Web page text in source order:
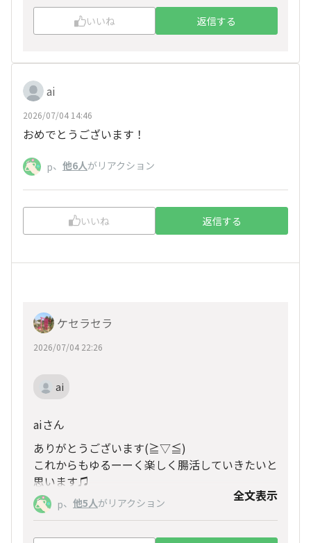
いいね 返信する
ai
2026/07/04 14:46
おめでとうございます！
p、 他6人がリアクション
いいね 返信する
ケセラセラ
2026/07/04 22:26
ai
aiさん
ありがとうございます(⁠≧⁠▽⁠≦⁠)
これからもゆるーーく楽しく腸活していきたいと
思います♫
これからもよろしくお願いします☺️🙏
p、 他5人がリアクション 全文表示